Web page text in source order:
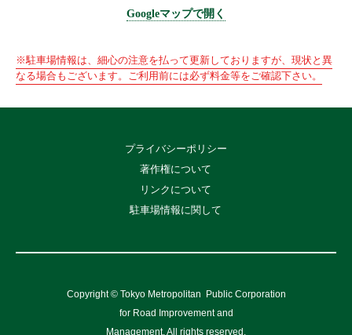
Googleマップで開く
※駐車場情報は、細心の注意を払って更新しておりますが、現状と異
なる場合もございます。ご利用前には必ず料金等をご確認下さい。
プライバシーポリシー
著作権について
リンクについて
駐車場情報に関して
Copyright © Tokyo Metropolitan
Public Corporation
for Road Improvement and
Management, All rights reserved.